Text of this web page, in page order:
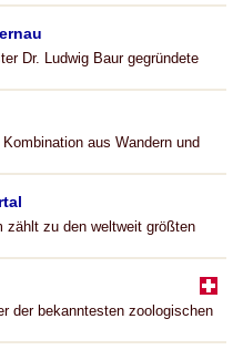
Dr. Ludwig Baur gegründete
aus Wandern und
zählt zu den weltweit größten
der bekanntesten zoologischen